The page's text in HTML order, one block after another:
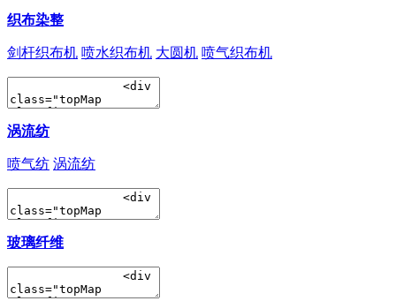
织布染整
剑杆织布机 喷水织布机 大圆机 喷气织布机
涡流纺
喷气纺 涡流纺
玻璃纤维